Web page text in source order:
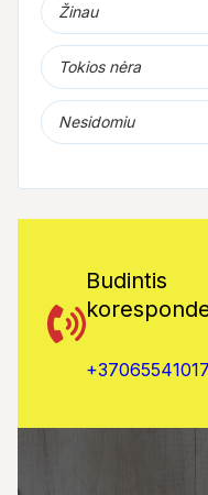
Žinau
Tokios nėra
Nesidomiu
Budintis
+37065541017